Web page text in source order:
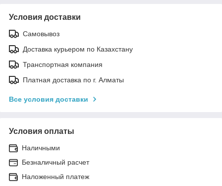
Условия доставки
Самовывоз
Доставка курьером по Казахстану
Транспортная компания
Платная доставка по г. Алматы
Все условия доставки
Условия оплаты
Наличными
Безналичный расчет
Наложенный платеж